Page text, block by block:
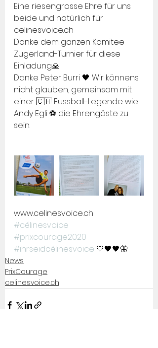
Eine riesengrosse Ehre für uns
beide und natürlich für
celinesvoice.ch
Danke dem ganzen Komitee
Zugerland-Turnier für diese
Einladung🙏
Danke Peter Burri 🖤 Wir könnens
nicht glauben, gemeinsam mit
einer 🇨🇭 Fussball-Legende wie
Andy Egli ⚽️ die Ehrengäste zu
sein.
www.celinesvoice.ch
#célinesvoice
#prixcourage2020
#ihrseidcélinesvoice 🤍🖤🖤🦋
News
PrixCourage
celinesvoice.ch